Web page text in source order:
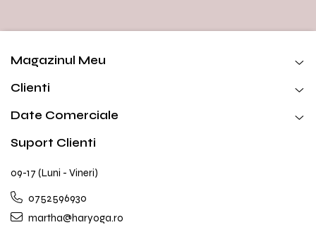
Magazinul Meu
Clienti
Date Comerciale
Suport Clienti
09-17 (Luni - Vineri)
0752596930
martha@haryoga.ro